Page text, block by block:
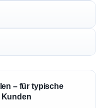
– für typische